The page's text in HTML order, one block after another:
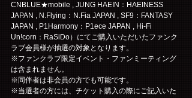
CNBLUE★mobile , JUNG HAEIN：HAEINESS
JAPAN , N.Flying：N.Fia JAPAN , SF9：FANTASY
JAPAN , P1Harmony：P1ece JAPAN , Hi-Fi
Un!corn：RaSiDo）にてご購入いただいたファンク
ラブ会員様が抽選の対象となります。
※ファンクラブ限定イベント・ファンミーティング
は含まれません。
※同伴者は非会員の方でも可能です。
※当選者の方には、チケット購入の際にご記入いた